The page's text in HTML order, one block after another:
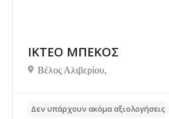
ΙΚΤΕΟ ΜΠΕΚΟΣ
Βέλος Αλιβερίου,